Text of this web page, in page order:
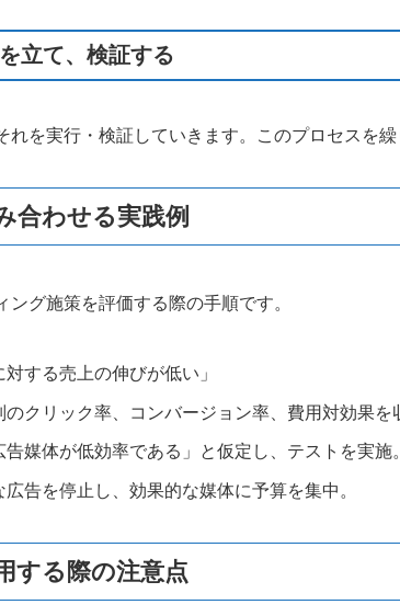
立て、検証する
れを実行・検証していきます。このプロセスを
合わせる実践例
グ施策を評価する際の手順です。
対する売上の伸びが低い」
クリック率、コンバージョン率、費用対効果を
媒体が低効率である」と仮定し、テストを実施。
告を停止し、効果的な媒体に予算を集中。
する際の注意点